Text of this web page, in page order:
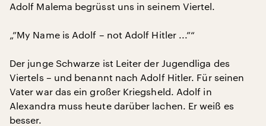
Adolf Malema begrüsst uns in seinem Viertel.
„”My Name is Adolf – not Adolf Hitler ...”“
Der junge Schwarze ist Leiter der Jugendliga des
Viertels – und benannt nach Adolf Hitler. Für seinen
Vater war das ein großer Kriegsheld. Adolf in
Alexandra muss heute darüber lachen. Er weiß es
besser.